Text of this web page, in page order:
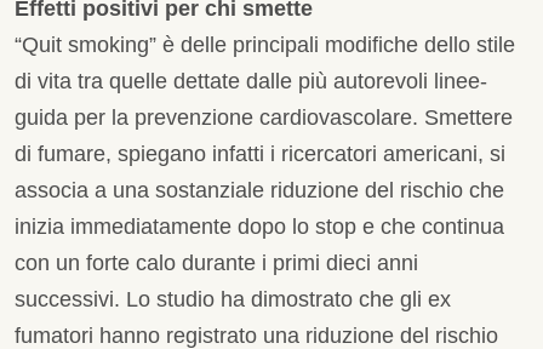
Effetti positivi per chi smette
“Quit smoking” è delle principali modifiche dello stile
di vita tra quelle dettate dalle più autorevoli linee-
guida per la prevenzione cardiovascolare. Smettere
di fumare, spiegano infatti i ricercatori americani, si
associa a una sostanziale riduzione del rischio che
inizia immediatamente dopo lo stop e che continua
con un forte calo durante i primi dieci anni
successivi. Lo studio ha dimostrato che gli ex
fumatori hanno registrato una riduzione del rischio